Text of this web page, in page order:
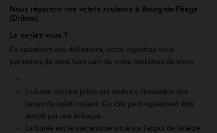
Nous réparons vos volets roulants à Bourg-de-Péage
(Drôme)
Le saviez-vous ?
En assimilant ces définitions, votre expertise vous
permettra de nous faire part de votre problème de store.
La barre est une pièce qui renforce l’ensemble des
lames du volet roulant. Ce rôle peut également être
rempli par une écharpe.
La butée est le mécanisme situé sur l’appui de fenêtre